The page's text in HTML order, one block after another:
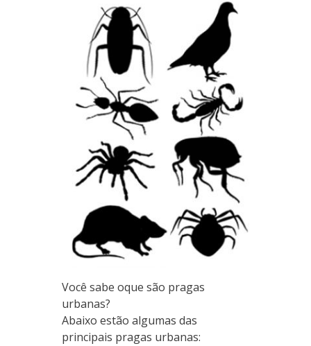
Você sabe oque são pragas
urbanas?
Abaixo estão algumas das
principais pragas urbanas: